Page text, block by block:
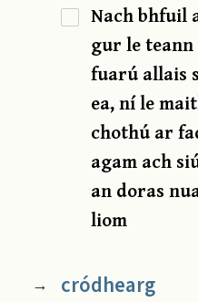
Nach bhfuil
gur le
fuarú allais
ea, ní le
chothú ar
agam ach
an doras
liom
→ cródhearg